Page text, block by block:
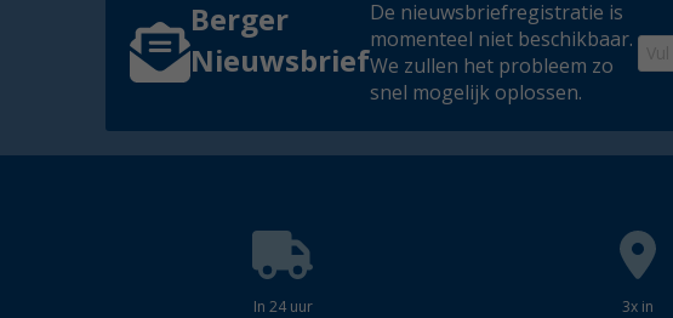
Berger
Nieuwsbrief
De nieuwsbriefregistratie is
momenteel niet beschikbaar.
We zullen het probleem zo
snel mogelijk oplossen.
In 24 uur
3x in